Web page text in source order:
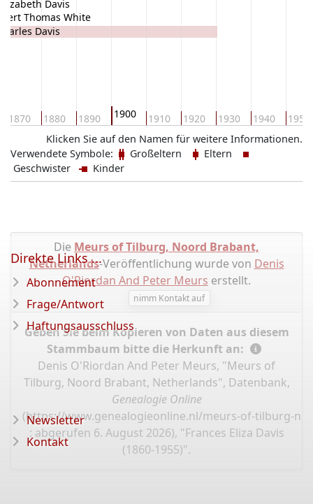
1870 1880 1890 1900 1910 1920 1930 1940 1950
Davis
Thomas White
Davis
Klicken Sie auf den Namen für weitere Informationen.
Verwendete Symbole:
Großeltern
Eltern
Geschwister
Kinder
Die Meurs of Tilburg, Noord Brabant,
Netherlands-Veröffentlichung wurde von Denis
O'Riordan And Peter Meurs erstellt.
nimm Kontakt auf
Geben Sie beim Kopieren von Daten aus diesem
Stammbaum bitte die Herkunft an:
Denis O'Riordan And Peter Meurs, "Meurs of
Tilburg, Noord Brabant, Netherlands", Datenbank,
Genealogie Online
(https://www.genealogieonline.nl/meurs-of-tilburg-
: abgerufen 6. August 2026), "Frances Eliza Davis
(1860-1955)".
Direkte Links ...
Abonnement
Frage/Antwort
Haftungsausschluss
Newsletter
Kontakt